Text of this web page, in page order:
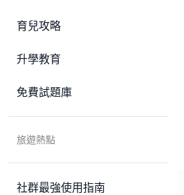
育兒攻略
升學教育
免費試題庫
旅遊熱點
社群最強使用指南